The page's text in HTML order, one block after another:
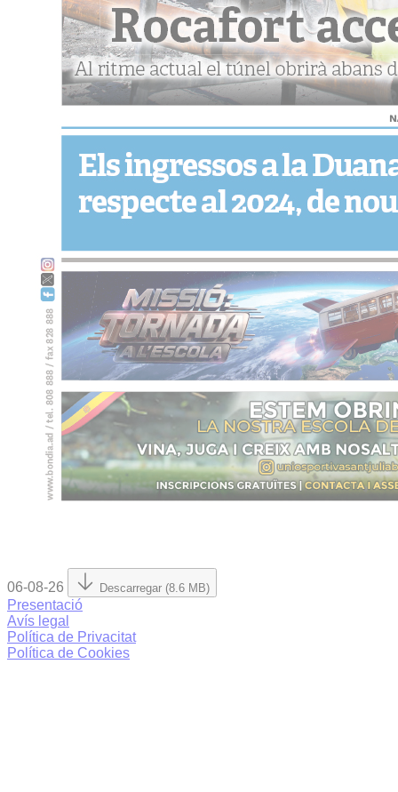
06-08-26 Descarregar (8.6 MB)
Presentació
Avís legal
Política de Privacitat
Política de Cookies